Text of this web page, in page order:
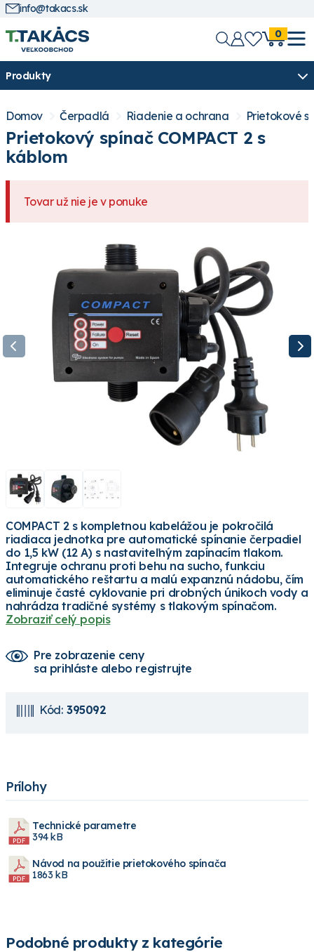
info@takacs.sk
0
Produkty
Domov Čerpadlá Riadenie a ochrana Prietokové
Prietokový spínač COMPACT 2 s
káblom
Tovar už nie je v ponuke
COMPACT 2 s kompletnou kabelážou je pokročilá
riadiaca jednotka pre automatické spínanie čerpadiel
do 1,5 kW (12 A) s nastaviteľným zapínacím tlakom.
Integruje ochranu proti behu na sucho, funkciu
automatického reštartu a malú expanznú nádobu, čím
eliminuje časté cyklovanie pri drobných únikoch vody a
nahrádza tradičné systémy s tlakovým spínačom.
Zobraziť celý popis
Pre zobrazenie ceny
sa prihláste alebo registrujte
Kód: 395092
Prílohy
Technické parametre
394 kB
Návod na použitie prietokového spínača
1863 kB
Podobné produkty z kategórie